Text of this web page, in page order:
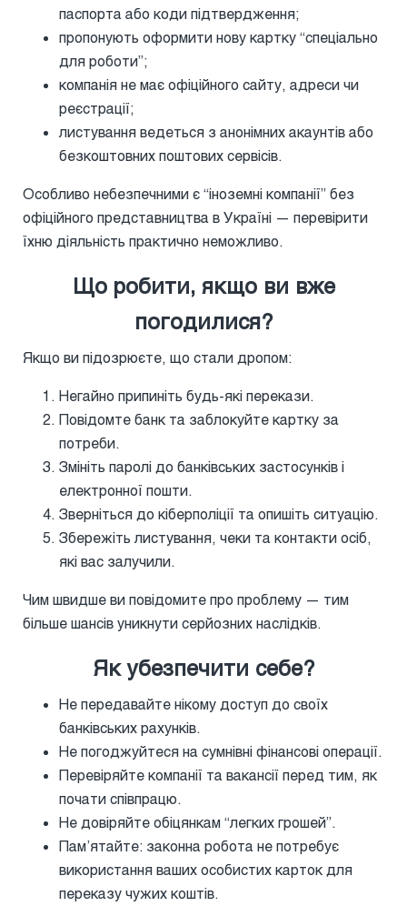
паспорта або коди підтвердження;
пропонують оформити нову картку “спеціально
для роботи”;
компанія не має офіційного сайту, адреси чи
реєстрації;
листування ведеться з анонімних акаунтів або
безкоштовних поштових сервісів.
Особливо небезпечними є “іноземні компанії” без
офіційного представництва в Україні — перевірити
їхню діяльність практично неможливо.
Що робити, якщо ви вже
погодилися?
Якщо ви підозрюєте, що стали дропом:
Негайно припиніть будь-які перекази.
Повідомте банк та заблокуйте картку за
потреби.
Змініть паролі до банківських застосунків і
електронної пошти.
Зверніться до кіберполіції та опишіть ситуацію.
Збережіть листування, чеки та контакти осіб,
які вас залучили.
Чим швидше ви повідомите про проблему — тим
більше шансів уникнути серйозних наслідків.
Як убезпечити себе?
Не передавайте нікому доступ до своїх
банківських рахунків.
Не погоджуйтеся на сумнівні фінансові операції.
Перевіряйте компанії та вакансії перед тим, як
почати співпрацю.
Не довіряйте обіцянкам “легких грошей”.
Пам’ятайте: законна робота не потребує
використання ваших особистих карток для
переказу чужих коштів.